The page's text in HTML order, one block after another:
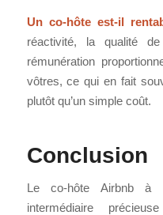
Un co-hôte est-il
réactivité, la qualité
rémunération
vôtres, ce qui en fait
plutôt qu’un simple coût.
Conclusion
Le co-hôte Airbnb à
intermédiaire